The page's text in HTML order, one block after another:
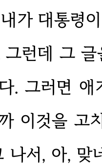
가 대통령
그런데 그
. 그러면
이것을
나서, 아,